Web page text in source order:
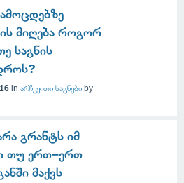
მიღება როგორ
საგნის
in არჩევითი საგნები by
გრანტს იმ
თუ ერთ–ერთ
მაქვს